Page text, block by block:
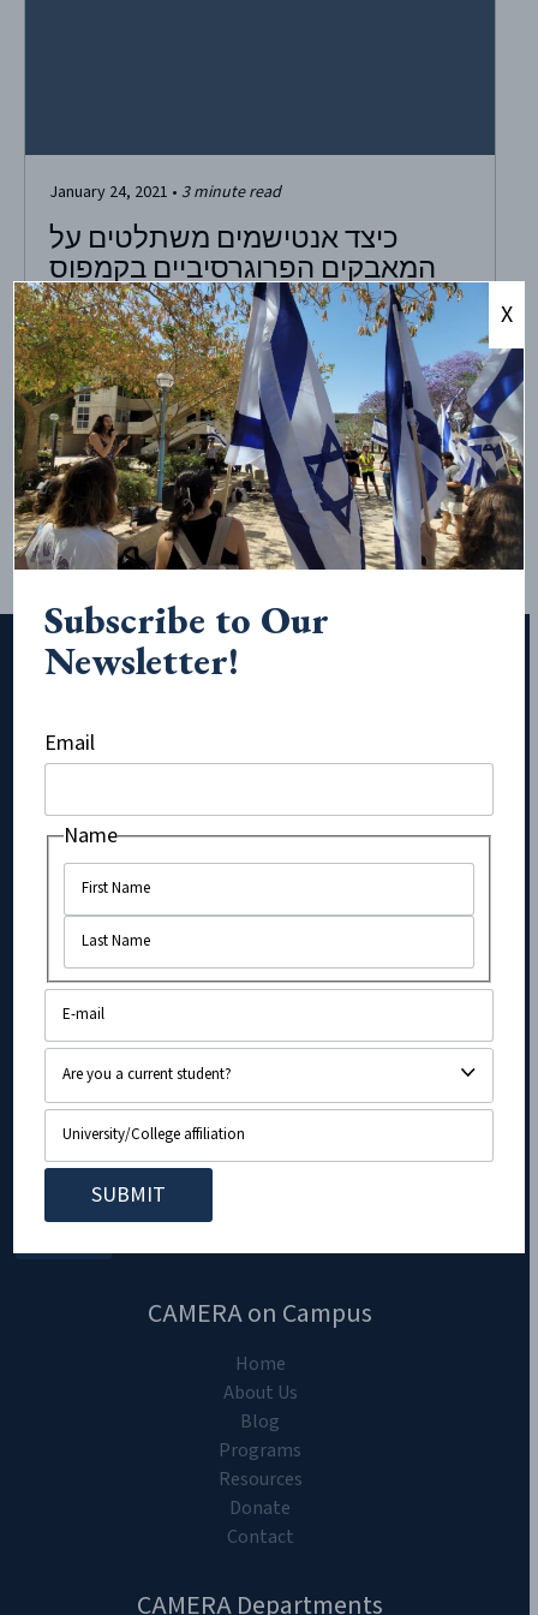
January 24, 2021 • 3 minute read
כיצד אנטישמים משתלטים על
המאבקים הפרוגרסיביים בקמפוס
Photo: William Stadtwald Demchick/Wikimedia Commons
השנה העולם השתנה, וקריאות גדולות לרפורמה חברתית
ופוליטית נשמעות בכל מקום. לאחר הרצח של ג’ורג’ פלויד,
הקריאות החזקות ביותר היו לשוויון לקהילה השחורה, מה
שגרם לקבוצות רבות אחרות להצטרף למאבק. למרבה הצער,
חלקן ניסו לגנוב את המומנטום הזה לקידום סדר היום שלהן.
קבוצות אנטי-ציוניות ניסו...
Subscribe to Our Newsletter!
Name
CAMERA on Campus
Home
About Us
Blog
Programs
Resources
Donate
Contact
CAMERA Departments
Subscribe to Our
Newsletter!
Email
Name
X